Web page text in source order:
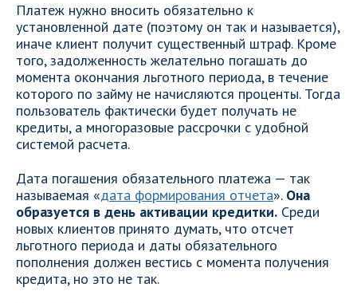
Платеж нужно вносить обязательно к
установленной дате (поэтому он так и называется),
иначе клиент получит существенный штраф. Кроме
того, задолженность желательно погашать до
момента окончания льготного периода, в течение
которого по займу не начисляются проценты. Тогда
пользователь фактически будет получать не
кредиты, а многоразовые рассрочки с удобной
системой расчета.
Дата погашения обязательного платежа — так
называемая «дата формирования отчета». Она
образуется в день активации кредитки. Среди
новых клиентов принято думать, что отсчет
льготного периода и даты обязательного
пополнения должен вестись с момента получения
кредита, но это не так.